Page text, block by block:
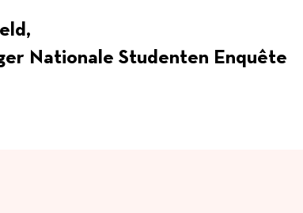
Nationale Studenten Enquête